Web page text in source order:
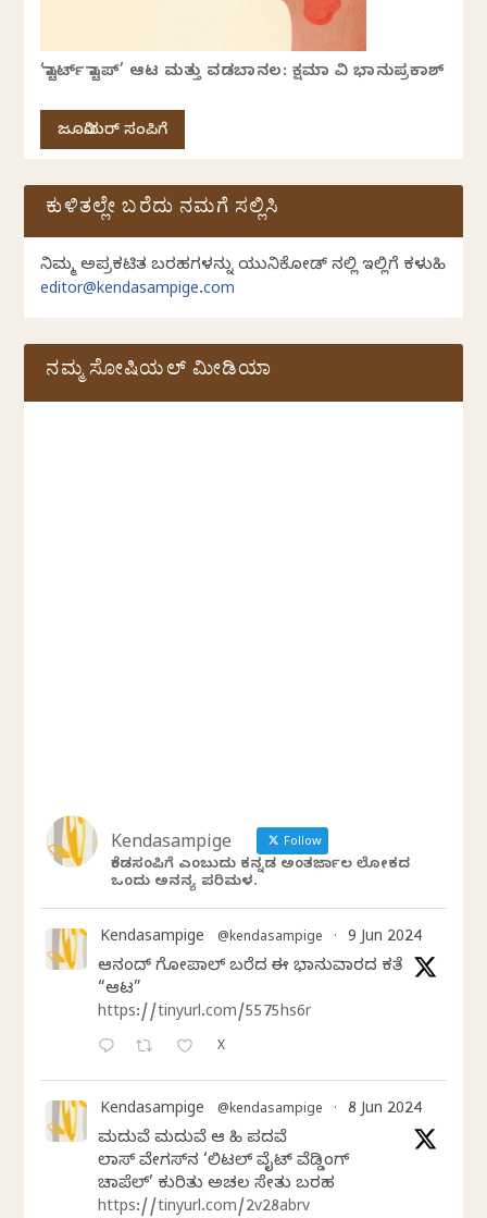
‘ಸ್ಟಾರ್ಟ್ ಸ್ಟಾಪ್’ ಆಟ ಮತ್ತು ವಡಬಾನಲ: ಕ್ಷಮಾ ವಿ ಭಾನುಪ್ರಕಾಶ್
ಜೂನಿಯರ್ ಸಂಪಿಗೆ
ಕುಳಿತಲ್ಲೇ ಬರೆದು ನಮಗೆ ಸಲ್ಲಿಸಿ
ನಿಮ್ಮ ಅಪ್ರಕಟಿತ ಬರಹಗಳನ್ನು ಯುನಿಕೋಡ್ ನಲ್ಲಿ ಇಲ್ಲಿಗೆ ಕಳುಹಿಸಿ
editor@kendasampige.com
ನಮ್ಮ ಸೋಷಿಯಲ್‌ ಮೀಡಿಯಾ
Kendasampige Follow
ಕೆಂಡಸಂಪಿಗೆ ಎಂಬುದು ಕನ್ನಡ ಅಂತರ್ಜಾಲ ಲೋಕದ
ಒಂದು ಅನನ್ಯ ಪರಿಮಳ.
Kendasampige @kendasampige · 9 Jun 2024
ಆನಂದ್‌ ಗೋಪಾಲ್‌ ಬರೆದ ಈ ಭಾನುವಾರದ ಕತೆ
“ಆಟ”
https://tinyurl.com/5575hs6r
X
Kendasampige @kendasampige · 8 Jun 2024
ಮದುವೆ ಮದುವೆ ಆ ಸಿಹಿ ಪದವೆ
ಲಾಸ್‌ ವೇಗಸ್‌ನ ‘ಲಿಟಲ್ ವೈಟ್ ವೆಡ್ಡಿಂಗ್
ಚಾಪೆಲ್’ ಕುರಿತು ಅಚಲ ಸೇತು ಬರಹ
https://tinyurl.com/2v28abrv